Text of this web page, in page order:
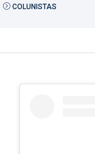
COLUNISTAS